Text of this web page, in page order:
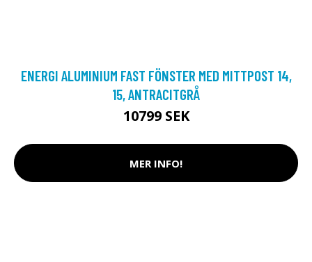
ENERGI ALUMINIUM FAST FÖNSTER MED MITTPOST 14,
15, ANTRACITGRÅ
10799 SEK
MER INFO!